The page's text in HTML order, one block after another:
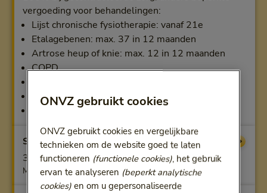
vergoeding voor behandelingen:
Lijst chronische fysiotherapie: vanaf 21e
Etalagebenen: max. 37 in 12 maanden
Artrose heup of knie: max. 12 in 12 maanden
COPD
Reumatoïde artritis
Axiale spondyloartritis
Start Vergoeding
3 behandelingen of online behandeltrajecten
Max. per kalenderjaar
ONVZ gebruikt cookies
ONVZ gebruikt cookies en vergelijkbare
technieken om de website goed te laten
functioneren (functionele cookies), het gebruik
ervan te analyseren (beperkt analytische
cookies)en om u gepersonaliseerde